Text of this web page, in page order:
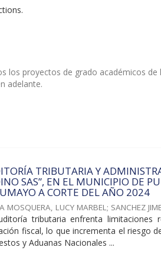
los proyectos de grado académicos de
adelante.
TRIBUTARIA Y
SAS”, EN EL MUNICIPIO DE
A CORTE DEL AÑO 2024
MOSQUERA, LUCY MARBEL; SANCHEZ
tributaria enfrenta
fiscal, lo que incrementa el riesgo
y Aduanas Nacionales ...